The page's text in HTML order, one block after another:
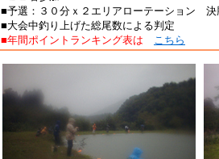
■予選：３０分ｘ２エリアローテーション 決
■大会中釣り上げた総尾数による判定
■年間ポイントランキング表は
こちら